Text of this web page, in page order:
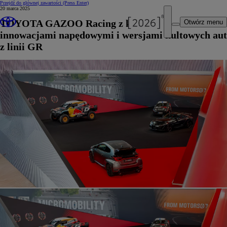
Przejdź do głównej zawartości (Press Enter)
Otwórz menu
20 marca 2025
TOYOTA GAZOO Racing z kolejnymi
innowacjami napędowymi i wersjami kultowych aut
z linii GR